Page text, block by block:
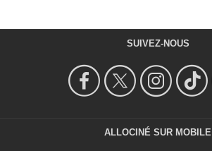
SUIVEZ-NOUS
ALLOCINÉ SUR MOBILE